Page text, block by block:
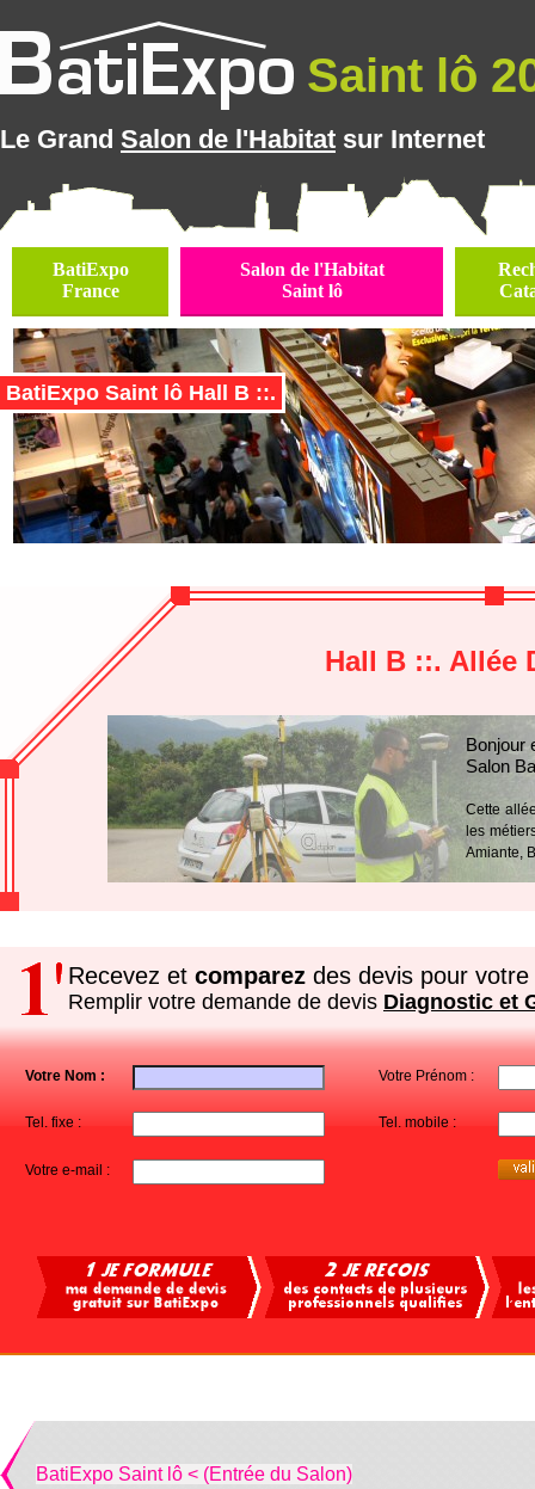
Saint lô
Le Grand Salon de l'Habitat sur Internet
BatiExpo
France
Salon de l'Habitat
Saint lô
BatiExpo Saint lô Hall B ::.
Hall B ::. Allée
Bonjour
Salon
Cette
les
Amiante,
Recevez et comparez des devis pour votre
Remplir votre demande de devis Diagnostic et
Votre Nom : Votre Prénom :
Tel. fixe : Tel. mobile :
Votre e-mail :
BatiExpo Saint lô < (Entrée du Salon)